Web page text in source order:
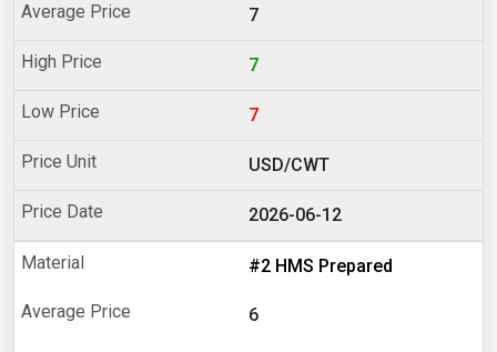
7
7
7
USD/CWT
2026-06-12
#2 HMS Prepared
6